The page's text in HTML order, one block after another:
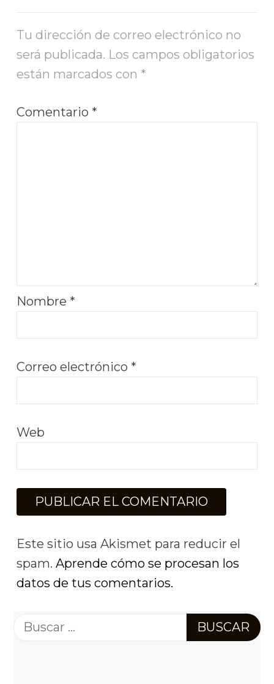
Tu dirección de correo electrónico no
será publicada. Los campos obligatorios
están marcados con *
Comentario *
Nombre *
Correo electrónico *
Web
Este sitio usa Akismet para reducir el
spam. Aprende cómo se procesan los
datos de tus comentarios.
Buscar: